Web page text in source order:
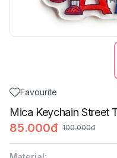
Favourite
Mica Keychain Street
85.000đ 100.000đ